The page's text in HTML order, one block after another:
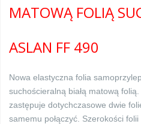
MATOWĄ FOLIĄ
ASLAN FF 490
Nowa elastyczna folia
suchościeralną białą matową
zastępuje dotychczasowe dwie
samemu połączyć. Szerokości